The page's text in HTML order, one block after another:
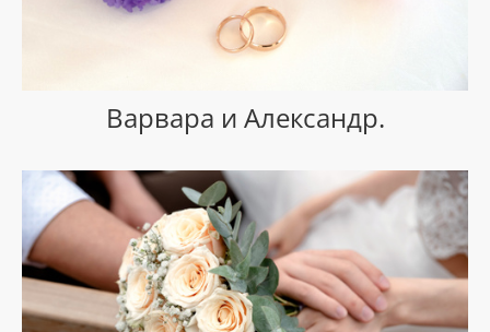
Варвара и Александр.